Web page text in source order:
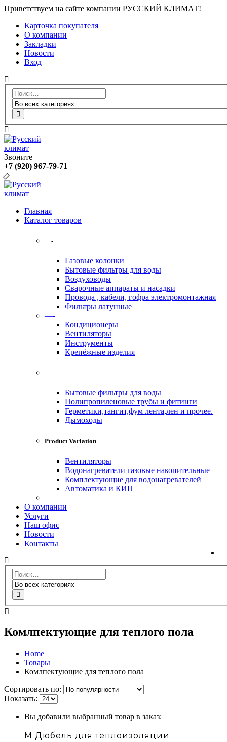
Приветствуем на сайте компании РУССКИЙ КЛИМАТ!|
Карточка покупателя
О компании
Закладки
Новости
Вход
Звоните
+7 (920) 967-79-71
Главная
Каталог товаров
—-
Газовые колонки
Бытовые фильтры для воды
Воздуховоды
Сварочные аппараты и насадки
Провода , кабели, гофра электромонтажная
Фильтры латунные
—-
Кондиционеры
Вентиляторы
Инструменты
Крепёжные изделия
——
Бытовые фильтры для воды
Полипропиленовые трубы и фитинги
Герметики,тангит,фум лента,лен и прочее.
Дымоходы
Product Variation
Вентиляторы
Водонагреватели газовые накопительные
Комплектующие для водонагревателей
Автоматика и КИП
О компании
Услуги
Наш офис
Новости
Контакты
Комлпектующие для теплого пола
Home
Товары
Комлпектующие для теплого пола
Сортировать по:
Показать:
Вы добавили выбранный товар в заказ:
М Дюбель для теплоизоляции